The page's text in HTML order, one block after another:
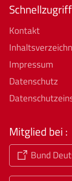
Schnellzugriff
Kontakt
Impressum
Datenschutz
Mitglied bei :
Bund